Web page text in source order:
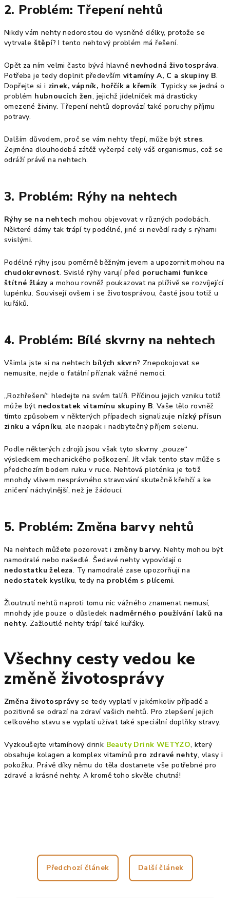
2. Problém: Třepení nehtů
Nikdy vám nehty nedorostou do vysněné délky, protože se
vytrvale štěpí? I tento nehtový problém má řešení.
Opět za ním velmi často bývá hlavně nevhodná životospráva.
Potřeba je tedy doplnit především vitamíny A, C a skupiny B.
Dopřejte si i zinek, vápník, hořčík a křemík. Typicky se jedná o
problém hubnoucích žen, jejichž jídelníček má drasticky
omezené živiny. Třepení nehtů doprovází také poruchy příjmu
potravy.
Dalším důvodem, proč se vám nehty třepí, může být stres.
Zejména dlouhodobá zátěž vyčerpá celý váš organismus, což se
odráží právě na nehtech.
3. Problém: Rýhy na nehtech
Rýhy se na nehtech mohou objevovat v různých podobách.
Některé dámy tak trápí ty podélné, jiné si nevědí rady s rýhami
svislými.
Podélné rýhy jsou poměrně běžným jevem a upozornit mohou na
chudokrevnost. Svislé rýhy varují před poruchami funkce
štítné žlázya mohou rovněž poukazovat na plíživě se rozvíjející
lupénku. Souvisejí ovšem i se životosprávou, časté jsou totiž u
kuřáků.
4. Problém: Bílé skvrny na nehtech
Všimla jste si na nehtech bílých skvrn? Znepokojovat se
nemusíte, nejde o fatální příznak vážné nemoci.
„Rozhřešení“ hledejte na svém talíři. Příčinou jejich vzniku totiž
může být nedostatek vitamínu skupiny B. Vaše tělo rovněž
tímto způsobem v některých případech signalizuje nízký přísun
zinku a vápníku, ale naopak i nadbytečný příjem selenu.
Podle některých zdrojů jsou však tyto skvrny „pouze“
výsledkem mechanického poškození. Jít však tento stav může s
předchozím bodem ruku v ruce. Nehtová ploténka je totiž
mnohdy vlivem nesprávného stravování skutečně křehčí a ke
zničení náchylnější, než je žádoucí.
5. Problém: Změna barvy nehtů
Na nehtech můžete pozorovat i změny barvy. Nehty mohou být
namodralé nebo našedlé. Šedavé nehty vypovídají o
nedostatku železa. Ty namodralé zase upozorňují na
nedostatek kyslíku, tedy na problém s plícemi.
Žloutnutí nehtů naproti tomu nic vážného znamenat nemusí,
mnohdy jde pouze o důsledek nadměrného používání laků na
nehty. Zažloutlé nehty trápí také kuřáky.
Všechny cesty vedou ke
změně životosprávy
Změna životosprávy se tedy vyplatí v jakémkoliv případě a
pozitivně se odrazí na zdraví vašich nehtů. Pro zlepšení jejich
celkového stavu se vyplatí užívat také speciální doplňky stravy.
Vyzkoušejte vitamínový drink Beauty Drink WETYZO, který
obsahuje kolagen a komplex vitamínů pro zdravé nehty, vlasy i
pokožku. Právě díky němu do těla dostanete vše potřebné pro
zdravé a krásné nehty. A kromě toho skvěle chutná!
Předchozí článek Další článek